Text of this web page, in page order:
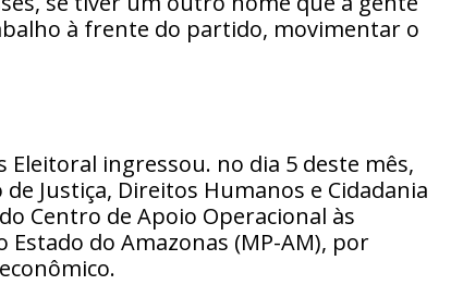
à frente do partido, movimentar o
Eleitoral ingressou. no dia 5 deste mês,
Justiça, Direitos Humanos e Cidadania
Centro de Apoio Operacional às
do Amazonas (MP-AM), por